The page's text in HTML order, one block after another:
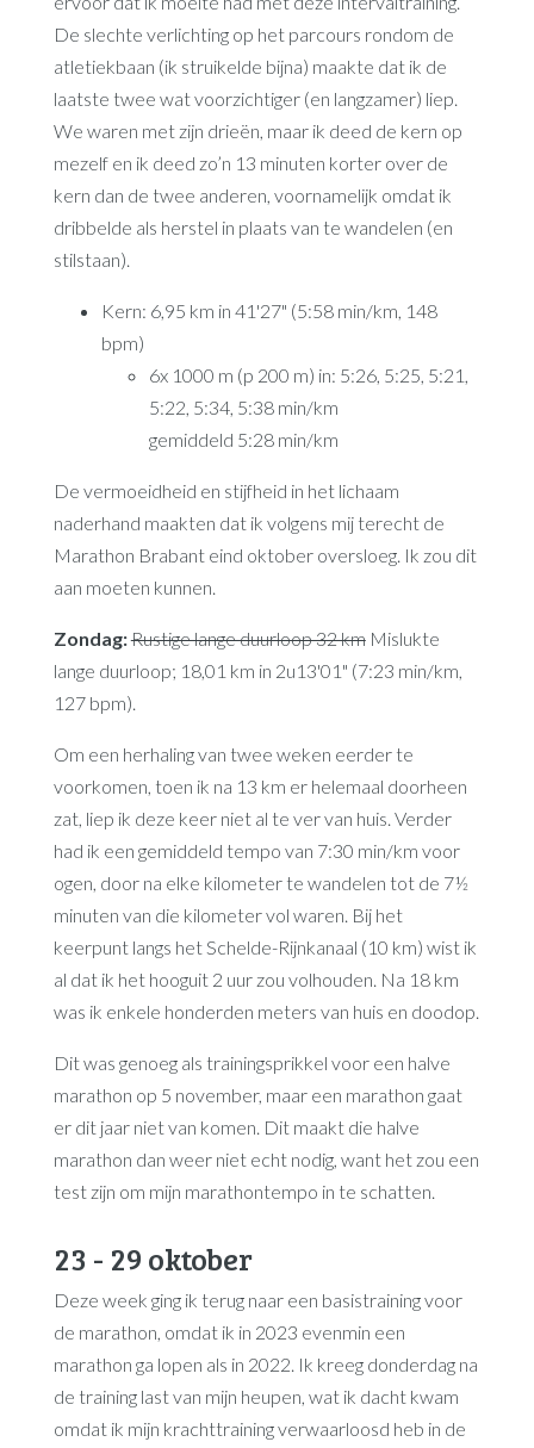
De slechte verlichting op het parcours rondom de
atletiekbaan (ik struikelde bijna) maakte dat ik de
laatste twee wat voorzichtiger (en langzamer) liep.
We waren met zijn drieën, maar ik deed de kern op
mezelf en ik deed zo’n 13 minuten korter over de
kern dan de twee anderen, voornamelijk omdat ik
dribbelde als herstel in plaats van te wandelen (en
stilstaan).
Kern: 6,95 km in 41'27" (5:58 min/km, 148
bpm)
6x 1000 m (p 200 m) in: 5:26, 5:25, 5:21,
5:22, 5:34, 5:38 min/km
gemiddeld 5:28 min/km
De vermoeidheid en stijfheid in het lichaam
naderhand maakten dat ik volgens mij terecht de
Marathon Brabant eind oktober oversloeg. Ik zou dit
aan moeten kunnen.
Zondag:Rustige lange duurloop 32 kmMislukte
lange duurloop; 18,01 km in 2u13'01" (7:23 min/km,
127 bpm).
Om een herhaling van twee weken eerder te
voorkomen, toen ik na 13 km er helemaal doorheen
zat, liep ik deze keer niet al te ver van huis. Verder
had ik een gemiddeld tempo van 7:30 min/km voor
ogen, door na elke kilometer te wandelen tot de 7½
minuten van die kilometer vol waren. Bij het
keerpunt langs het Schelde-Rijnkanaal (10 km) wist ik
al dat ik het hooguit 2 uur zou volhouden. Na 18 km
was ik enkele honderden meters van huis en doodop.
Dit was genoeg als trainingsprikkel voor een halve
marathon op 5 november, maar een marathon gaat
er dit jaar niet van komen. Dit maakt die halve
marathon dan weer niet echt nodig, want het zou een
test zijn om mijn marathontempo in te schatten.
23 - 29 oktober
Deze week ging ik terug naar een basistraining voor
de marathon, omdat ik in 2023 evenmin een
marathon ga lopen als in 2022. Ik kreeg donderdag na
de training last van mijn heupen, wat ik dacht kwam
omdat ik mijn krachttraining verwaarloosd heb in de